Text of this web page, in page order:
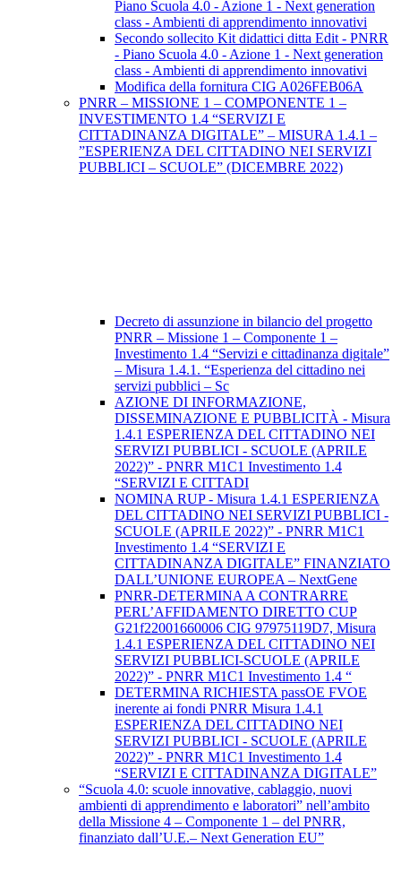
Piano Scuola 4.0 - Azione 1 - Next generation
class - Ambienti di apprendimento innovativi
Secondo sollecito Kit didattici ditta Edit - PNRR
- Piano Scuola 4.0 - Azione 1 - Next generation
class - Ambienti di apprendimento innovativi
Modifica della fornitura CIG A026FEB06A
PNRR – MISSIONE 1 – COMPONENTE 1 –
INVESTIMENTO 1.4 “SERVIZI E
CITTADINANZA DIGITALE” – MISURA 1.4.1 –
”ESPERIENZA DEL CITTADINO NEI SERVIZI
PUBBLICI – SCUOLE” (DICEMBRE 2022)
Decreto di assunzione in bilancio del progetto
PNRR – Missione 1 – Componente 1 –
Investimento 1.4 “Servizi e cittadinanza digitale”
– Misura 1.4.1. “Esperienza del cittadino nei
servizi pubblici – Sc
AZIONE DI INFORMAZIONE,
DISSEMINAZIONE E PUBBLICITÀ - Misura
1.4.1 ESPERIENZA DEL CITTADINO NEI
SERVIZI PUBBLICI - SCUOLE (APRILE
2022)” - PNRR M1C1 Investimento 1.4
“SERVIZI E CITTADI
NOMINA RUP - Misura 1.4.1 ESPERIENZA
DEL CITTADINO NEI SERVIZI PUBBLICI -
SCUOLE (APRILE 2022)” - PNRR M1C1
Investimento 1.4 “SERVIZI E
CITTADINANZA DIGITALE” FINANZIATO
DALL’UNIONE EUROPEA – NextGene
PNRR-DETERMINA A CONTRARRE
PERL’AFFIDAMENTO DIRETTO CUP
G21f22001660006 CIG 97975119D7, Misura
1.4.1 ESPERIENZA DEL CITTADINO NEI
SERVIZI PUBBLICI-SCUOLE (APRILE
2022)” - PNRR M1C1 Investimento 1.4 “
DETERMINA RICHIESTA passOE FVOE
inerente ai fondi PNRR Misura 1.4.1
ESPERIENZA DEL CITTADINO NEI
SERVIZI PUBBLICI - SCUOLE (APRILE
2022)” - PNRR M1C1 Investimento 1.4
“SERVIZI E CITTADINANZA DIGITALE”
“Scuola 4.0: scuole innovative, cablaggio, nuovi
ambienti di apprendimento e laboratori” nell’ambito
della Missione 4 – Componente 1 – del PNRR,
finanziato dall’U.E.– Next Generation EU”